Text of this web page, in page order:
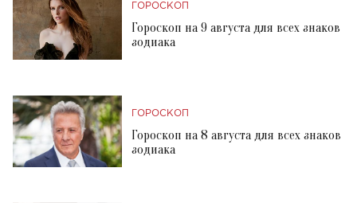
ГОРОСКОП
Гороскоп на 9 августа для всех знаков
зодиака
ГОРОСКОП
Гороскоп на 8 августа для всех знаков
зодиака